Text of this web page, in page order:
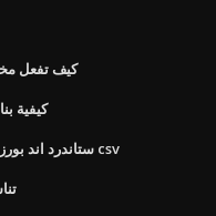
كيف تفعل
كيفية
ستاندرد اند بورز 500 قائمة الأوراق المالية csv